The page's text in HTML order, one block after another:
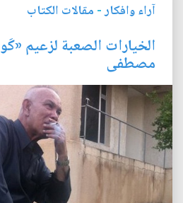
آراء وافكار- مقالات الكتاب
الخيارات الصعبة لزعيم
مصطفى